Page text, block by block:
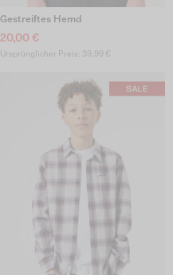
Gestreiftes Hemd
20,00 €
Ursprünglicher Preis: 39,99 €